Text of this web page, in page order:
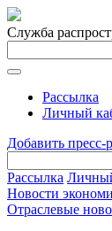
Служба
Рассылка
Личный
Добавить пресс-
Рассылка
Новости
Отраслевые